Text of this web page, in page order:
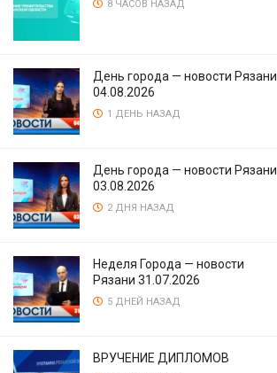
8 ЧАСОВ НАЗАД
День города — новости Рязани
04.08.2026
1 ДЕНЬ НАЗАД
День города — новости Рязани
03.08.2026
2 ДНЯ НАЗАД
Неделя Города — новости
Рязани 31.07.2026
5 ДНЕЙ НАЗАД
ВРУЧЕНИЕ ДИПЛОМОВ